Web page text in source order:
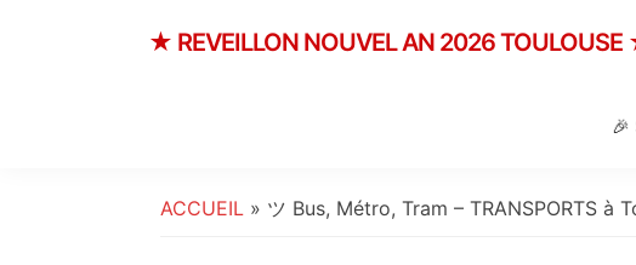
★ REVEILLON NOUVEL AN 2026
🎉
ACCUEIL » ツ Bus, Métro, Tram – TRANSPORTS à